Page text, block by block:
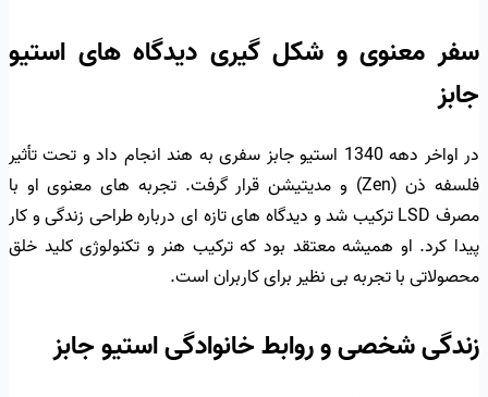
سفر معنوی و شکل گیری دیدگاه های استیو
جابز
در اواخر دهه 1340 استیو جابز سفری به هند انجام داد و تحت تأثیر
فلسفه ذن (Zen) و مدیتیشن قرار گرفت. تجربه های معنوی او با
مصرف LSD ترکیب شد و دیدگاه های تازه ای درباره طراحی زندگی و کار
پیدا کرد. او همیشه معتقد بود که ترکیب هنر و تکنولوژی کلید خلق
محصولاتی با تجربه بی نظیر برای کاربران است.
زندگی شخصی و روابط خانوادگی استیو جابز